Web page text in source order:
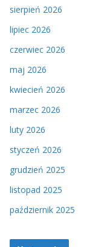
sierpień 2026
lipiec 2026
czerwiec 2026
maj 2026
kwiecień 2026
marzec 2026
luty 2026
styczeń 2026
grudzień 2025
listopad 2025
październik 2025